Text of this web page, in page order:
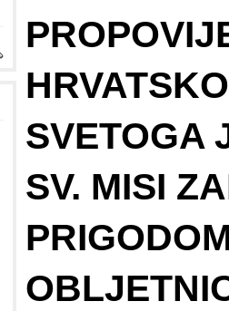
SVETOGA
SV. MISI